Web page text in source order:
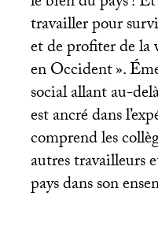
travailler pour
et de profiter de la
en Occident».
social allant au-
est ancré dans
comprend les
autres travailleurs
pays dans son